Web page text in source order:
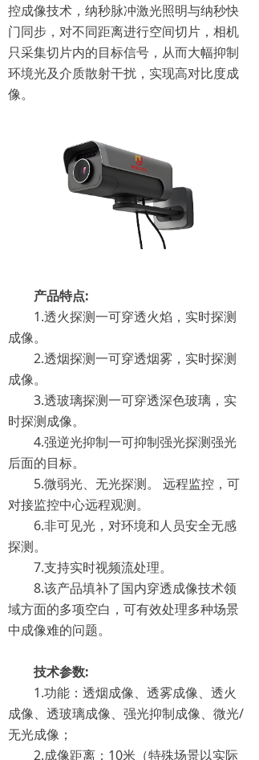
控成像技术，纳秒脉冲激光照明与纳秒快
门同步，对不同距离进行空间切片，相机
只采集切片内的目标信号，从而大幅抑制
环境光及介质散射干扰，实现高对比度成
像。
产品特点:
1.透火探测一可穿透火焰，实时探测
成像。
2.透烟探测一可穿透烟雾，实时探测
成像。
3.透玻璃探测一可穿透深色玻璃，实
时探测成像。
4.强逆光抑制一可抑制强光探测强光
后面的目标。
5.微弱光、无光探测。 远程监控，可
对接监控中心远程观测。
6.非可见光，对环境和人员安全无感
探测。
7.支持实时视频流处理。
8.该产品填补了国内穿透成像技术领
域方面的多项空白，可有效处理多种场景
中成像难的问题。
技术参数:
1.功能：透烟成像、透雾成像、透火
成像、透玻璃成像、强光抑制成像、微光/
无光成像；
2.成像距离：10米（特殊场景以实际